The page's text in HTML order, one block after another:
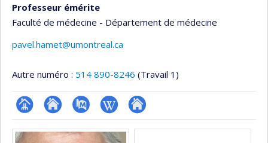
Professeur émérite
Faculté de médecine - Département de médecine
pavel.hamet@umontreal.ca
Autre numéro : 514 890-8246 (Travail 1)
Page
professionnelle
Site
web
PubMedWiki
Autre
Médias